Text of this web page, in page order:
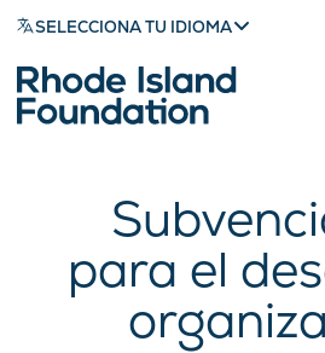
SELECCIONA TU IDIOMA
para el